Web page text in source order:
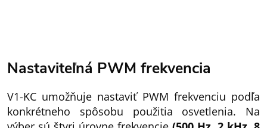
Nastaviteľná PWM frekvencia
V1-KC umožňuje nastaviť PWM frekvenciu podľa
konkrétneho spôsobu použitia osvetlenia. Na